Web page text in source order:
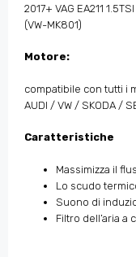
2017+ VAG EA211
(VW-MK801)
Motore:
compatibile con tutti i
AUDI / VW / SKODA /
Caratteristiche
Massimizza il
Lo scudo
Suono di
Filtro dell’aria a